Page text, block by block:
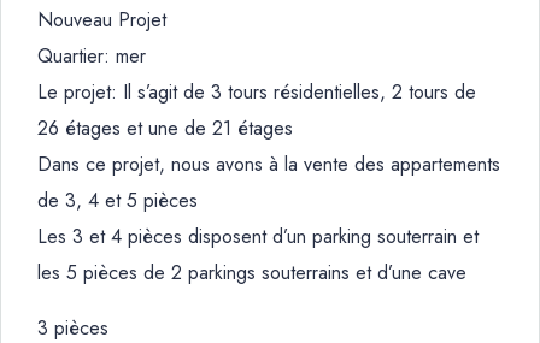
Nouveau Projet
Quartier: mer
Le projet: Il s’agit de 3 tours résidentielles, 2 tours de
26 étages et une de 21 étages
Dans ce projet, nous avons à la vente des appartements
de 3, 4 et 5 pièces
Les 3 et 4 pièces disposent d’un parking souterrain et
les 5 pièces de 2 parkings souterrains et d’une cave
3 pièces